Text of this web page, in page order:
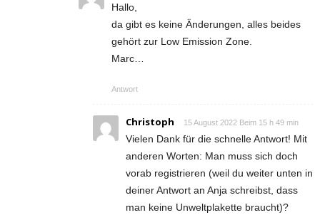
Hallo,
da gibt es keine Änderungen, alles beides
gehört zur Low Emission Zone.
Marc…
Antwort
Christoph 15 August 2022 Beim 15 h 49 min
Vielen Dank für die schnelle Antwort! Mit
anderen Worten: Man muss sich doch
vorab registrieren (weil du weiter unten in
deiner Antwort an Anja schreibst, dass
man keine Unweltplakette braucht)?